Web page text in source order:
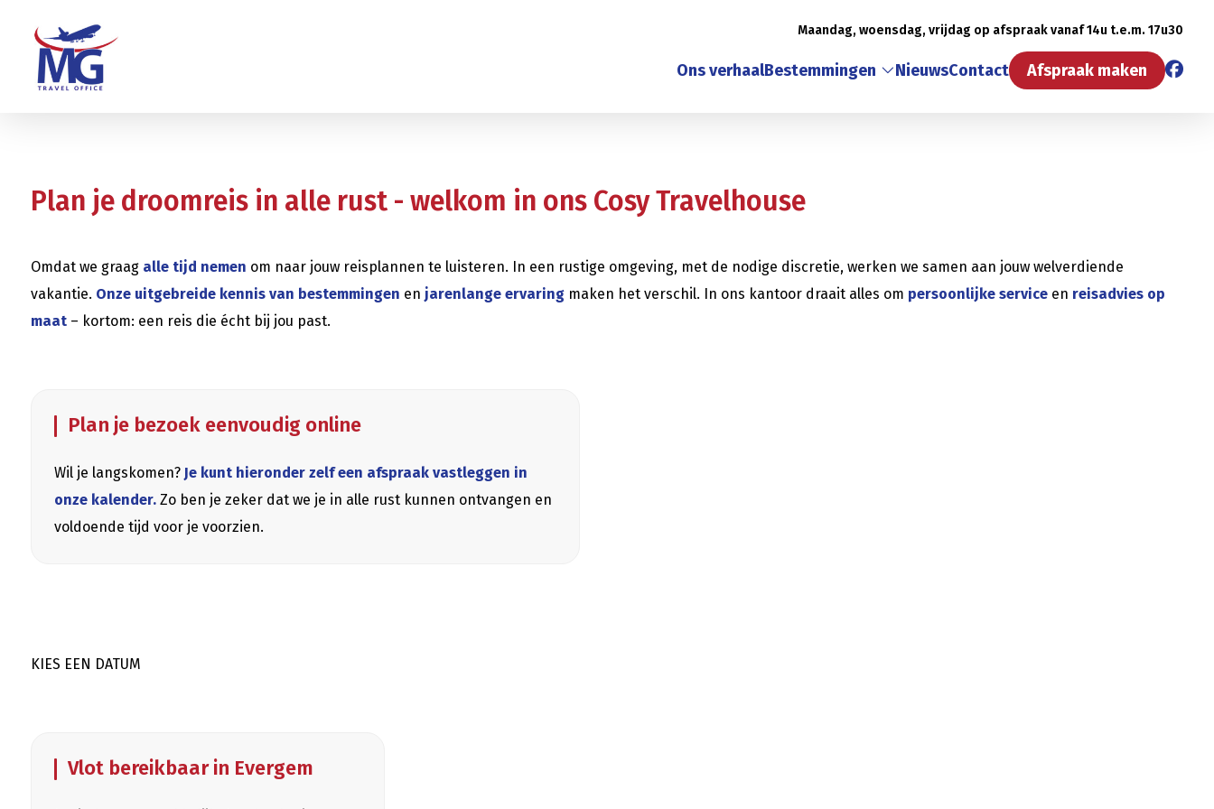
Maandag, woensdag, vrijdag op afspraak vanaf 14u t.e.m. 17u30
Ons verhaalBestemmingen NieuwsContact Afspraak maken
Plan je droomreis in alle rust - welkom in ons Cosy Travelhouse
Omdat we graagalle tijd nemen om naar jouw reisplannen te luisteren. In een rustige omgeving, met de nodige discretie, werken we samen aan jouw welverdiende
vakantie. Onze uitgebreide kennis van bestemmingen en jarenlange ervaringmaken het verschil. In ons kantoor draait alles om persoonlijke serviceen reisadvies op
maat– kortom: een reis die écht bij jou past.
Plan je bezoek eenvoudig online
Wil je langskomen? Je kunt hieronder zelf een afspraak vastleggen in
onze kalender. Zo ben je zeker dat we je in alle rust kunnen ontvangen en
voldoende tijd voor je voorzien.
KIES EEN DATUM
Vlot bereikbaar in Evergem